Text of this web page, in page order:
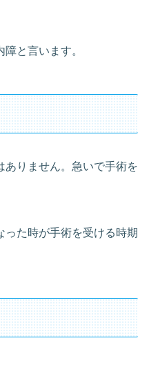
と言います。
ありません。急いで手術を
た時が手術を受ける時期